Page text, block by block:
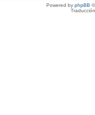
Powered by phpBB